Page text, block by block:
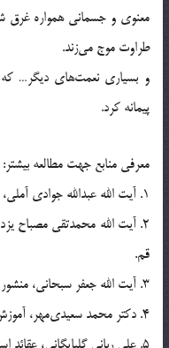
معنوي و جسماني همواره غرق
طراوت موج مي‌زند.
و بسياري نعمت‌هاي ديگر… كه
پيمانه كرد.
معرفي منابع جهت مطالعه بيشتر:
1. آيت الله عبدالله جوادي آملي، معاد در قرآن، ج 5، نشر اسراء، قم.
قم.
3. آيت الله جعفر سبحاني، منشور جاويد، ج 9، انتشارات توحيد، قم.
4. دكتر محمد سعيدي‌مهر، آموزش كلام اسلامي، ج 2، انتشارات طه، قم.